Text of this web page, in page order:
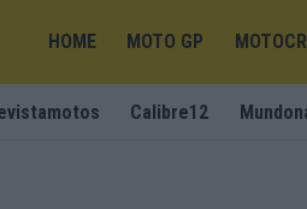
HOME MOTO GP
Calibre12